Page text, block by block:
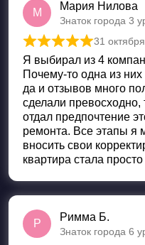
М
Мария Нилова
Знаток города 3
Оценка5 из 5
31 октября
Я выбирал из 4
Почему-то одна из
да и отзывов много
сделали превосходно,
отдал предпочтение
ремонта. Все этапы я
вносить свои
квартира стала
Р
Римма Б.
Знаток города 6